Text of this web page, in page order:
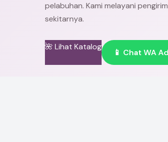
pelabuhan. Kami melayani
sekitarnya.
🌺 Lihat Katalog
📱 Chat WA